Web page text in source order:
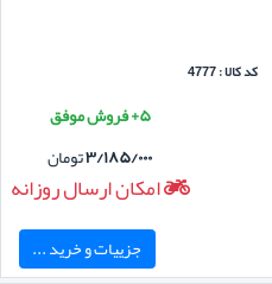
کد کالا : 4777
۵+ فروش موفق
۳/۱۸۵/۰۰۰تومان
امکان ارسال روزانه
جزییات و خرید ...